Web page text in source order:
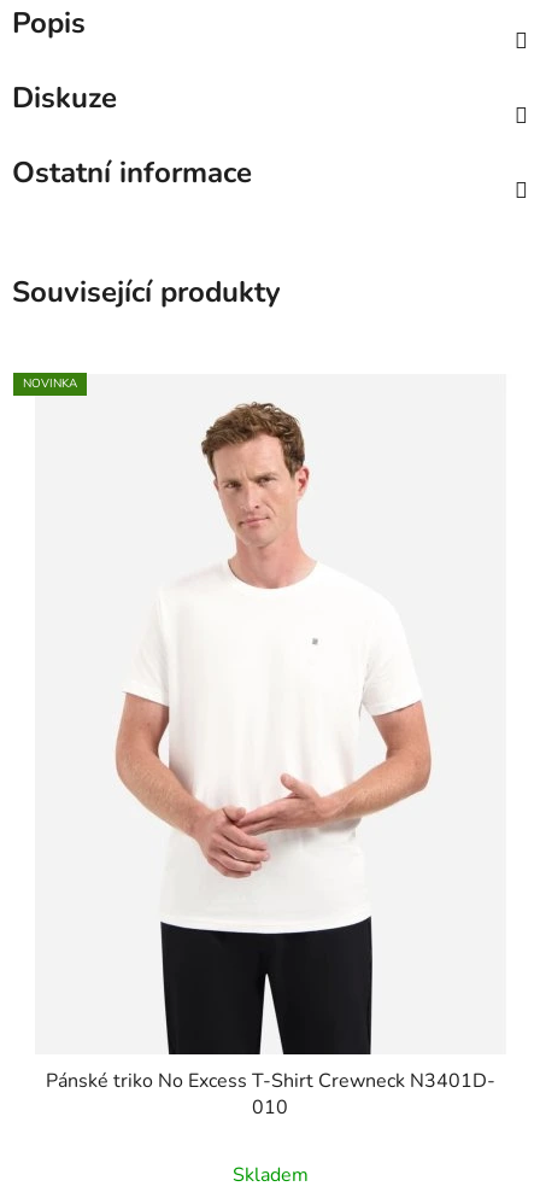
Popis
Diskuze
Ostatní informace
Související produkty
NOVINKA
Pánské triko No Excess T-Shirt Crewneck N3401D-
010
Skladem